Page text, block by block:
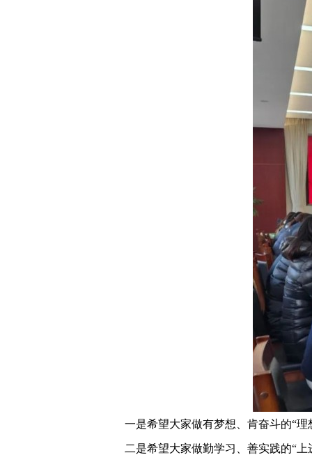
一是希望大家做有梦想、肯奋斗的“
二是希望大家做勤学习、善实践的“